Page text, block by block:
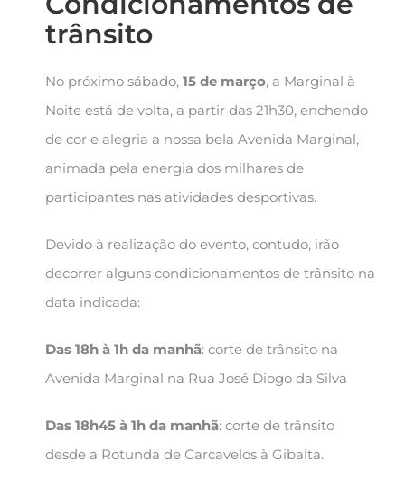
trânsito
No próximo sábado, 15 de março, a Marginal à
Noite está de volta, a partir das 21h30, enchendo
de cor e alegria a nossa bela Avenida Marginal,
animada pela energia dos milhares de
participantes nas atividades desportivas.
Devido à realização do evento, contudo, irão
decorrer alguns condicionamentos de trânsito na
data indicada:
Das 18h à 1h da manhã: corte de trânsito na
Avenida Marginal na Rua José Diogo da Silva
Das 18h45 à 1h da manhã: corte de trânsito
desde a Rotunda de Carcavelos à Gibalta.